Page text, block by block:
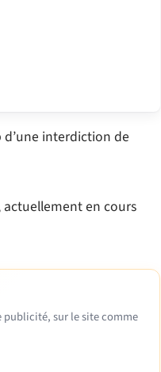
interdiction de
actuellement en cours
publicité, sur le site comme